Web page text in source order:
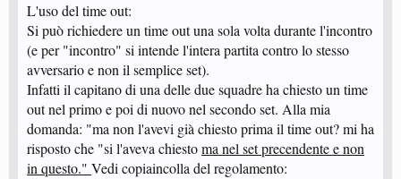
L'uso del time out:
Si può richiedere un time out una sola volta durante l'incontro
(e per "incontro" si intende l'intera partita contro lo stesso
avversario e non il semplice set).
Infatti il capitano di una delle due squadre ha chiesto un time
out nel primo e poi di nuovo nel secondo set. Alla mia
domanda: "ma non l'avevi già chiesto prima il time out? mi ha
risposto che "si l'aveva chiestoma nel set precendente e non
in questo." Vedi copiaincolla del regolamento: